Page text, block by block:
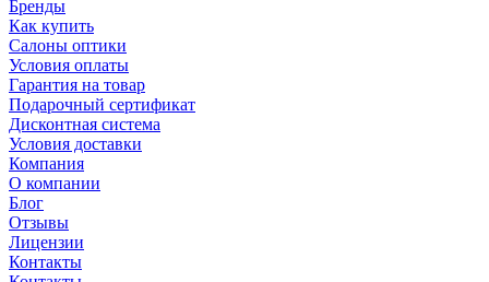
Бренды
Как купить
Салоны оптики
Условия оплаты
Гарантия на товар
Подарочный сертификат
Дисконтная система
Условия доставки
Компания
О компании
Блог
Отзывы
Лицензии
Контакты